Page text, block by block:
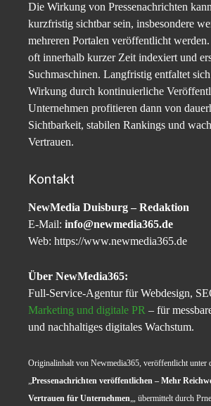
Die Wirkung von Pressenachrichten
kurzfristig sichtbar sein, insbesondere
mehreren Portalen veröffentlicht
oft innerhalb kurzer Zeit indexiert und
Suchmaschinen. Langfristig entfaltet
Wirkung durch kontinuierliche
Unternehmen profitieren dann von
Sichtbarkeit, stabilen Rankings und
Vertrauen.
Kontakt
NewMedia Duisburg – Redaktion
E-Mail: info@newmedia365.de
Web: https://www.newmedia365.de
Über NewMedia365:
Full-Service-Agentur für Webdesign,
Marketing und digitale PR – für
und nachhaltiges digitales Wachstum.
Originalinhalt von Newmedia365, veröffentlicht unter
„Pressenachrichten veröffentlichen – Mehr
Vertrauen für Unternehmen„, übermittelt durch